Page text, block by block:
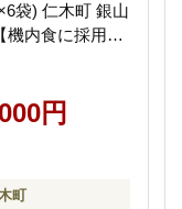
袋) 仁木町 銀山
機内食に採用】
夜ごはん 昼ご
社 松原米穀]
円
町